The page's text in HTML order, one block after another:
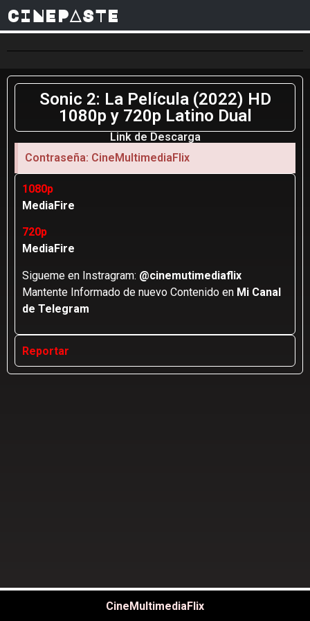
CINEPASTE
Sonic 2: La Película (2022) HD
1080p y 720p Latino Dual
Link de Descarga
Contraseña: CineMultimediaFlix
1080p
MediaFire
720p
MediaFire
Sigueme en Instragram: @cinemutimediaflix
Mantente Informado de nuevo Contenido en Mi Canal
de Telegram
Reportar
CineMultimediaFlix